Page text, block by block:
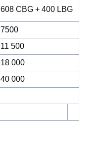
608 CBG + 400 LBG
7500
11 500
18 000
40 000